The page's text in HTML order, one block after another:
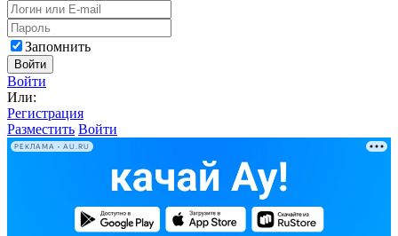
Запомнить
Войти
Войти
Или:
Регистрация
Разместить Войти
РЕКЛАМА • AU.RU